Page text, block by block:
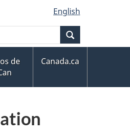
English
de
Canada.ca